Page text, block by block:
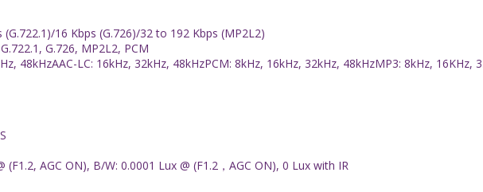
(G.722.1)/16 Kbps (G.726)/32 to 192 Kbps (MP2L2)
G.726, MP2L2, PCM
48kHzAAC-LC: 16kHz, 32kHz, 48kHzPCM: 8kHz, 16kHz, 32kHz, 48kHzMP3: 8kHz, 16KHz,
(F1.2, AGC ON), B/W: 0.0001 Lux @ (F1.2，AGC ON), 0 Lux with IR